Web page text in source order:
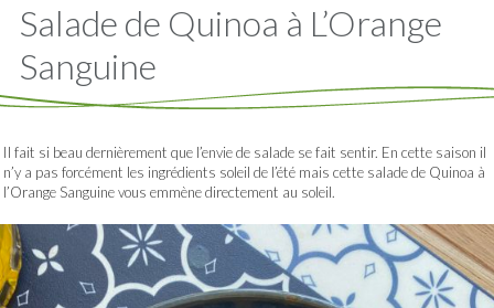
Salade de Quinoa à L’Orange
Sanguine
Il fait si beau dernièrement que l’envie de salade se fait sentir. En cette saison il
n’y a pas forcément les ingrédients soleil de l’été mais cette salade de Quinoa à
l’Orange Sanguine vous emmène directement au soleil.